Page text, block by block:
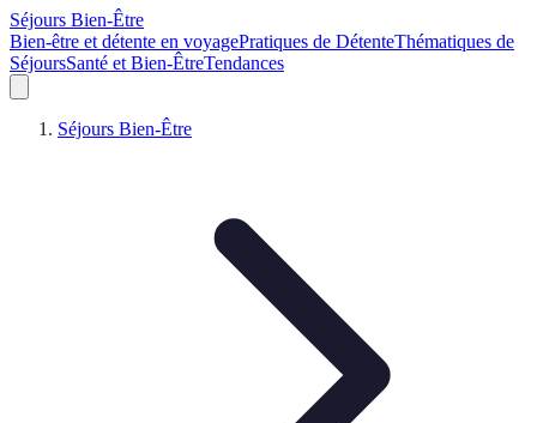
Séjours Bien-Être
Bien-être et détente en voyagePratiques de DétenteThématiques de
SéjoursSanté et Bien-ÊtreTendances
Séjours Bien-Être